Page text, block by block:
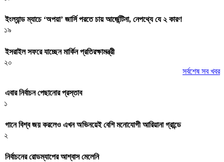
ইংল্যান্ড ম্যাচে ‘অপয়া’ জার্সি পরতে চায় আর্জেন্টিনা, নেপথ্যে যে ২ কারণ
১৯
ইসরাইল সফরে যাচ্ছেন মার্কিন প্রতিরক্ষামন্ত্রী
২০
সর্বশেষ সব খবর
এবার নির্বাচন পেছানোর প্রস্তাব
১
গানে বিশ্ব জয় করলেও এখন অভিনয়েই বেশি মনোযোগী আরিয়ানা গ্রান্ডে
২
নির্বাচনের রোডম্যাপের আশ্বাস মেলেনি